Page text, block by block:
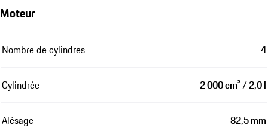
Moteur
Nombre de cylindres 4
Cylindrée 2 000 cm³ / 2,0 l
Alésage 82,5 mm